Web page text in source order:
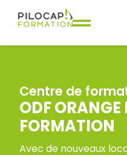
Centre de
ODF
FORMATION
Avec de nouveaux